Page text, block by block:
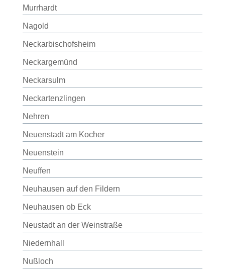
Murrhardt
Nagold
Neckarbischofsheim
Neckargemünd
Neckarsulm
Neckartenzlingen
Nehren
Neuenstadt am Kocher
Neuenstein
Neuffen
Neuhausen auf den Fildern
Neuhausen ob Eck
Neustadt an der Weinstraße
Niedernhall
Nußloch